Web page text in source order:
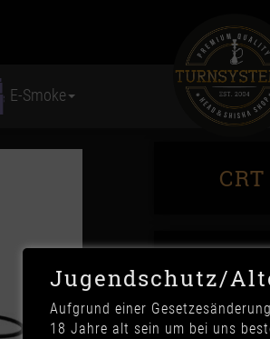
E-Smoke
Jugendschutz/
Aufgrund einer
18 Jahre alt sein um bei uns